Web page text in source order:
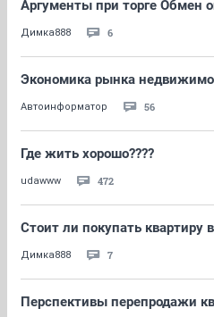
Аргументы при торге Обмен
Димка888 6
Экономика рынка
Автоинформатор 56
Где жить хорошо????
udawww 472
Стоит ли покупать квартиру
Димка888 7
Перспективы перепродажи